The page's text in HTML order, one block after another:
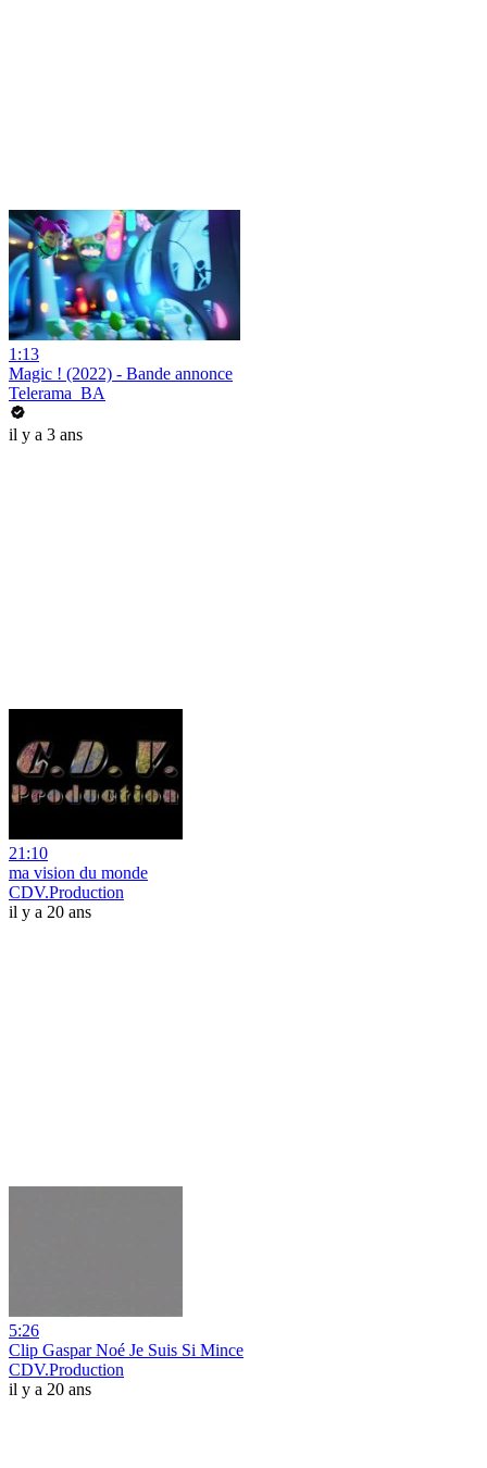
1:13
Magic ! (2022) - Bande annonce
Telerama_BA
il y a 3 ans
21:10
ma vision du monde
CDV.Production
il y a 20 ans
5:26
Clip Gaspar Noé Je Suis Si Mince
CDV.Production
il y a 20 ans